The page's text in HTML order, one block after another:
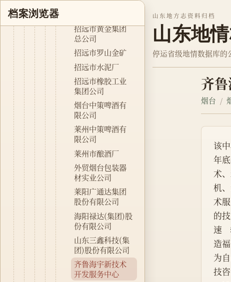
山东地方志资料归档
山东地
停运省级地情数据库的
齐
烟台
档案浏览器
山东省玲珑黄金
招远市黄金集团
总公司
招远市罗山金矿
招远市水泥厂
招远市橡胶工业
集团公司
烟台中策啤酒有
限公司
莱州中策啤酒有
限公司
莱州市酿酒厂
外贸烟台包装器
材实业公司
莱阳广通达集团
股份有限公司
海阳禄达(集团)股
份有限公司
山东三鑫科技(集
团)股份有限公司
齐鲁海宇新技术
开发服务中心
该
年
术
机
术
的
速
造
为
技